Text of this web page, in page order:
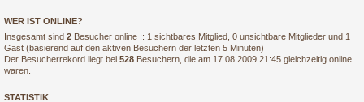
WER IST ONLINE?
Insgesamt sind 2 Besucher online :: 1 sichtbares Mitglied, 0 unsichtbare Mitglieder und 1
Gast (basierend auf den aktiven Besuchern der letzten 5 Minuten)
Der Besucherrekord liegt bei 528 Besuchern, die am 17.08.2009 21:45 gleichzeitig online
waren.
STATISTIK